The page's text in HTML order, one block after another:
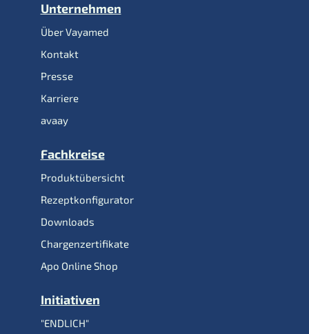
Unternehmen
Über Vayamed
Kontakt
Presse
Karriere
avaay
Fachkreise
Produktübersicht
Rezeptkonfigurator
Downloads
Chargenzertifikate
Apo Online Shop
Initiativen
"ENDLICH"